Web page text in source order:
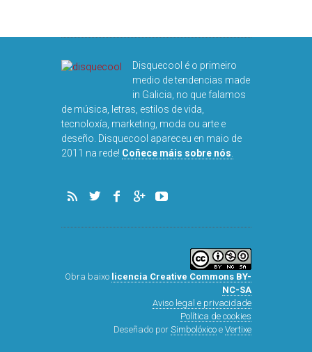
DISQUEFICHA:
Disquecool é o primeiro
medio de tendencias made
in Galicia, no que falamos
de música, letras, estilos de vida,
tecnoloxía, marketing, moda ou arte e
deseño. Disquecool apareceu en maio de
2011 na rede! Coñece máis sobre nós
Obra baixo licencia Creative Commons BY-
NC-SA
Aviso legal e privacidade
Política de cookies
Deseñado por Simbolóxicoe Vertixe